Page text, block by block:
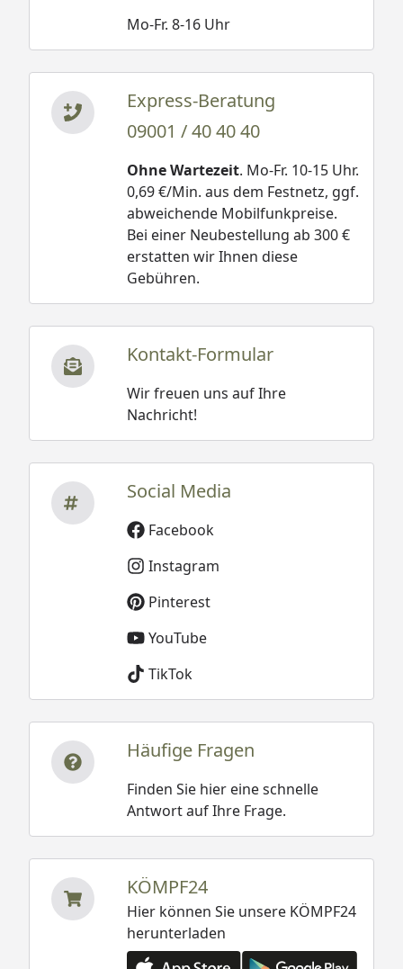
Mo-Fr. 8-16 Uhr
Express-Beratung
09001 / 40 40 40
Ohne Wartezeit. Mo-Fr. 10-15 Uhr.
0,69 €/Min. aus dem Festnetz, ggf.
abweichende Mobilfunkpreise.
Bei einer Neubestellung ab 300 €
erstatten wir Ihnen diese
Gebühren.
Kontakt-Formular
Wir freuen uns auf Ihre
Nachricht!
Social Media
Facebook
Instagram
Pinterest
YouTube
TikTok
Häufige Fragen
Finden Sie hier eine schnelle
Antwort auf Ihre Frage.
KÖMPF24
Hier können Sie unsere KÖMPF24
herunterladen